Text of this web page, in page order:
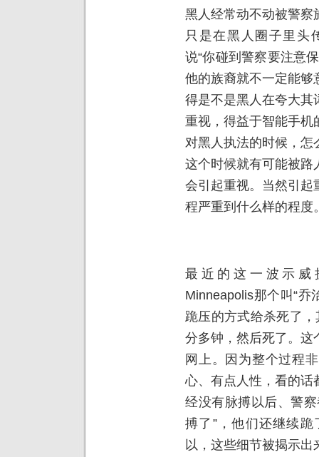
黑人经常动不动被警察
只是在黑人圈子里头
说“你碰到警察要注意
他的族裔就不一定能够
得是不是黑人在夸大其
重视，得益于智能手机
对黑人执法的时候，怎
这个时候就有可能被路
会引起重视。当然引起
程严重到什么样的程度
最近的这一波示威
Minneapolis那个叫“乔
跪压的方式给杀死了
分多钟，然后死了。这
网上。因为整个过程
心、有点人性，看的话
经没有脉搏以后、警
搏了”，他们还继续
以，这些细节被揭示